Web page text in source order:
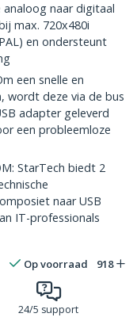
analoog naar digitaal
max. 720x480i
en ondersteunt
een snelle en
wordt deze via de bus
adapter geleverd
een probleemloze
StarTech biedt 2
naar USB
IT-professionals
Op voorraad 918
24/5 support